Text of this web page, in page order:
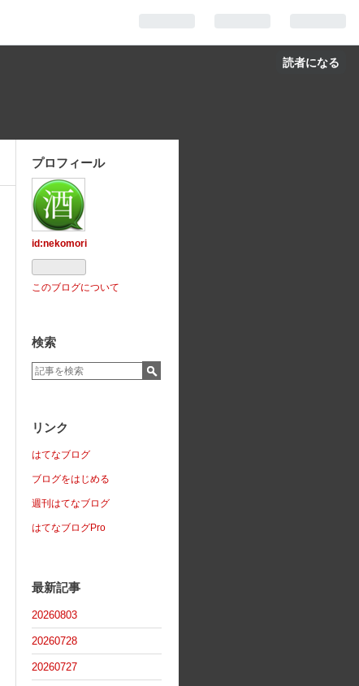
読者になる
プロフィール
id:nekomori
このブログについて
検索
リンク
はてなブログ
ブログをはじめる
週刊はてなブログ
はてなブログPro
最新記事
20260803
20260728
20260727